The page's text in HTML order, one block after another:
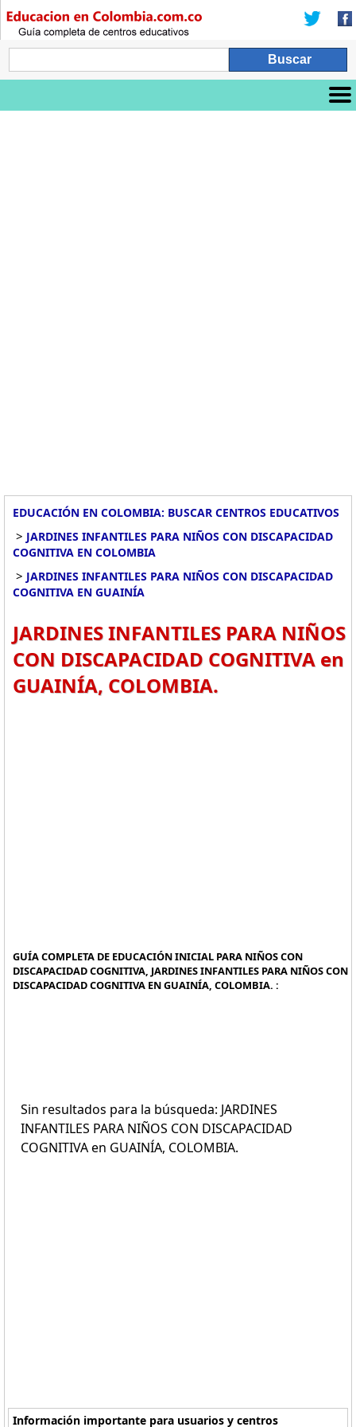
EDUCACIÓN EN COLOMBIA: BUSCAR CENTROS EDUCATIVOS
> JARDINES INFANTILES PARA NIÑOS CON DISCAPACIDAD
COGNITIVA EN COLOMBIA
> JARDINES INFANTILES PARA NIÑOS CON DISCAPACIDAD
COGNITIVA EN GUAINÍA
JARDINES INFANTILES PARA NIÑOS
CON DISCAPACIDAD COGNITIVA en
GUAINÍA, COLOMBIA.
GUÍA COMPLETA DE EDUCACIÓN INICIAL PARA NIÑOS CON
DISCAPACIDAD COGNITIVA, JARDINES INFANTILES PARA NIÑOS CON
DISCAPACIDAD COGNITIVA EN GUAINÍA, COLOMBIA. :
Sin resultados para la búsqueda: JARDINES
INFANTILES PARA NIÑOS CON DISCAPACIDAD
COGNITIVA en GUAINÍA, COLOMBIA.
Información importante para usuarios y centros